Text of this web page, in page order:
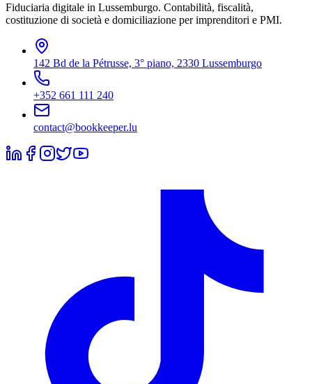
Fiduciaria digitale in Lussemburgo. Contabilità, fiscalità,
costituzione di società e domiciliazione per imprenditori e PMI.
142 Bd de la Pétrusse, 3° piano, 2330 Lussemburgo
+352 661 111 240
contact@bookkeeper.lu